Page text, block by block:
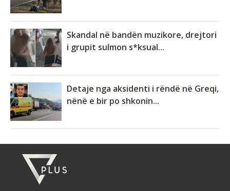
Skandal në bandën muzikore, drejtori
i grupit sulmon s*ksual...
Detaje nga aksidenti i rëndë në Greqi,
nënë e bir po shkonin...